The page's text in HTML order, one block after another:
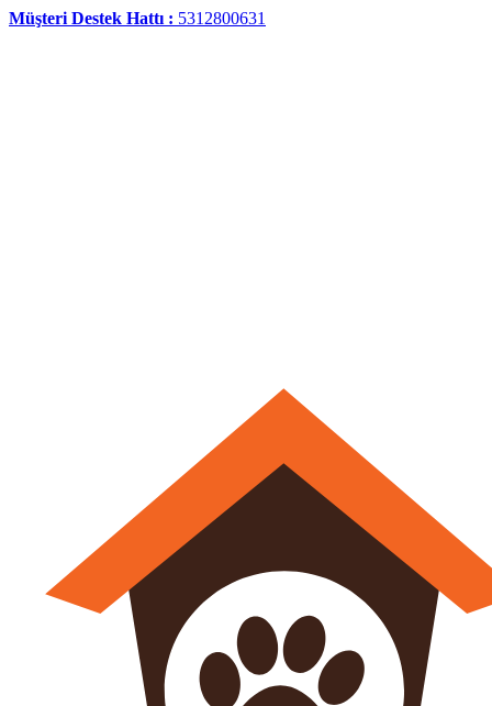
Müşteri Destek Hattı : 5312800631